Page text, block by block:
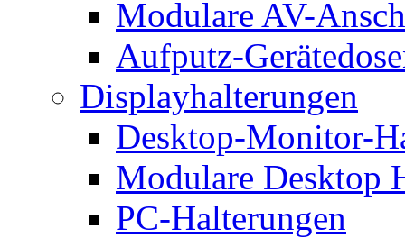
Modulare AV-
Aufputz-
Displayhalterungen
Desktop-Monitor-
Modulare Desktop
PC-Halterungen